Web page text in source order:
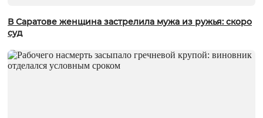
В Саратове женщина застрелила мужа из ружья: скоро
суд